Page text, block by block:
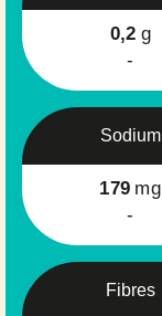
0,2 g
-
Sodium
179 mg
-
Fibres